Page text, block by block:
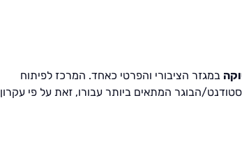
במגזר הציבורי והפרטי כאחד. המרכז לפיתוח
הבוגר המתאים ביותר עבורו, זאת על פי עקרון